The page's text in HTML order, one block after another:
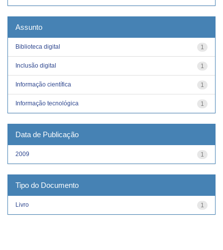
Assunto
1
Biblioteca digital
1
Inclusão digital
1
Informação científica
1
Informação tecnológica
Data de Publicação
1
2009
Tipo do Documento
1
Livro